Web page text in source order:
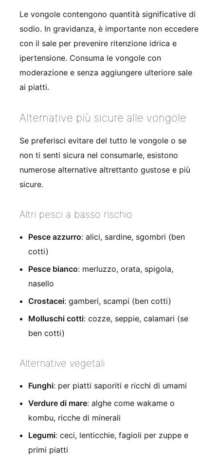
Le vongole contengono quantità significative di
sodio. In gravidanza, è importante non eccedere
con il sale per prevenire ritenzione idrica e
ipertensione. Consuma le vongole con
moderazione e senza aggiungere ulteriore sale
ai piatti.
Alternative più sicure alle vongole
Se preferisci evitare del tutto le vongole o se
non ti senti sicura nel consumarle, esistono
numerose alternative altrettanto gustose e più
sicure.
Altri pesci a basso rischio
Pesce azzurro: alici, sardine, sgombri (ben
cotti)
Pesce bianco: merluzzo, orata, spigola,
nasello
Crostacei: gamberi, scampi (ben cotti)
Molluschi cotti: cozze, seppie, calamari (se
ben cotti)
Alternative vegetali
Funghi: per piatti saporiti e ricchi di umami
Verdure di mare: alghe come wakame o
kombu, ricche di minerali
Legumi: ceci, lenticchie, fagioli per zuppe e
primi piatti